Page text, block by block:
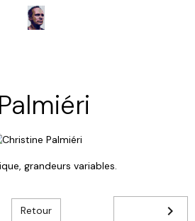
grandeurs variables.
Retour